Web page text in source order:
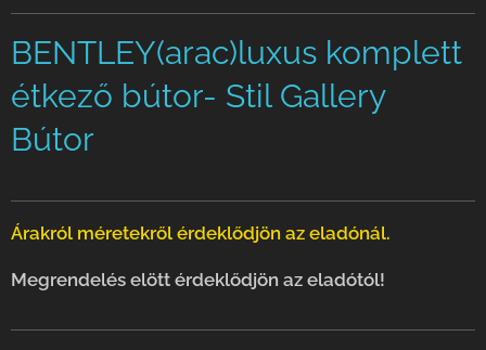
BENTLEY(arac)luxus komplett
étkező bútor- Stil Gallery
Bútor
Árakról méretekről érdeklődjön az eladónál.
Megrendelés elött érdeklődjön az eladótól!